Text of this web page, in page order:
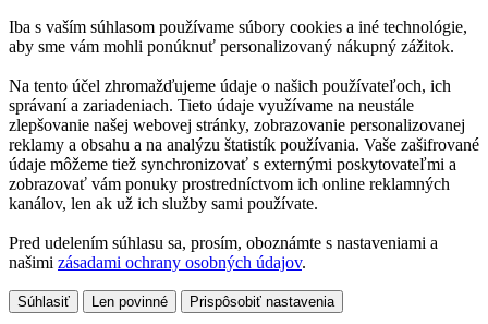
Iba s vaším súhlasom používame súbory cookies a iné technológie,
aby sme vám mohli ponúknuť personalizovaný nákupný zážitok.
Na tento účel zhromažďujeme údaje o našich používateľoch, ich
správaní a zariadeniach. Tieto údaje využívame na neustále
zlepšovanie našej webovej stránky, zobrazovanie personalizovanej
reklamy a obsahu a na analýzu štatistík používania. Vaše zašifrované
údaje môžeme tiež synchronizovať s externými poskytovateľmi a
zobrazovať vám ponuky prostredníctvom ich online reklamných
kanálov, len ak už ich služby sami používate.
Pred udelením súhlasu sa, prosím, oboznámte s nastaveniami a
našimi zásadami ochrany osobných údajov.
Súhlasiť Len povinné Prispôsobiť nastavenia